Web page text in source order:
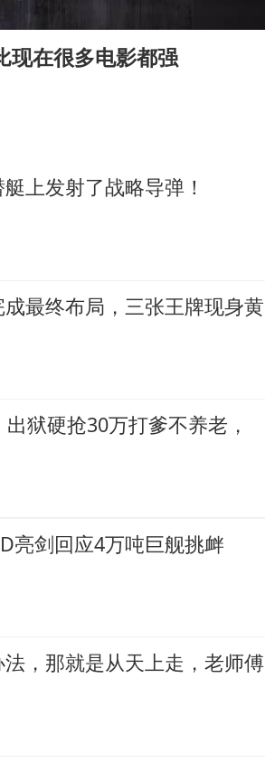
坚强有力
叫的其实是“媒姨”
获美国退税8136万
现在很多电影都强
上发射了战略导弹！
最终布局，三张王牌现身黄
狱硬抢30万打爹不养老，
亮剑回应4万吨巨舰挑衅
，那就是从天上走，老师傅